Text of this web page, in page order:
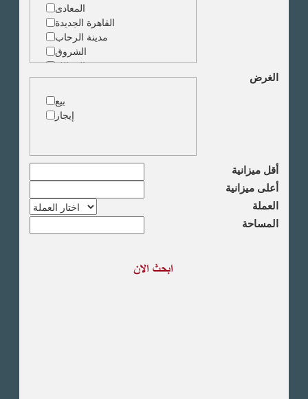
المعادى
القاهرة الجديدة
مدينة الرحاب
الشروق
الزمالك
جاردن سيتى
دقى
المهندسين
الجيزة
وسط البلد
مصر الجديدة
مدينة نصر
السادس من اكتوبر
الشيخ زايد
الصحراوى
الغرض
بيع
إيجار
أقل ميزانية
أعلى ميزانية
العملة
المساحة